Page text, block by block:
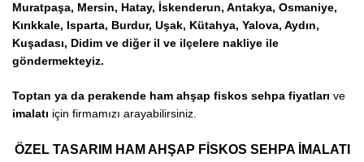
Muratpaşa, Mersin, Hatay, İskenderun, Antakya, Osmaniye,
Kırıkkale, Isparta, Burdur, Uşak, Kütahya, Yalova, Aydın,
Kuşadası, Didim ve diğer il ve ilçelere nakliye ile
göndermekteyiz.
Toptan ya da perakende ham ahşap fiskos sehpa fiyatları ve
imalatı için firmamızı arayabilirsiniz.
ÖZEL TASARIM HAM AHŞAP FİSKOS SEHPA İMALATI